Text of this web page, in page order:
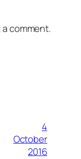
comment.
4
October
2016